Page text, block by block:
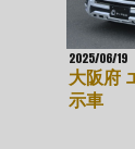
2025/06/19
大阪府
示車